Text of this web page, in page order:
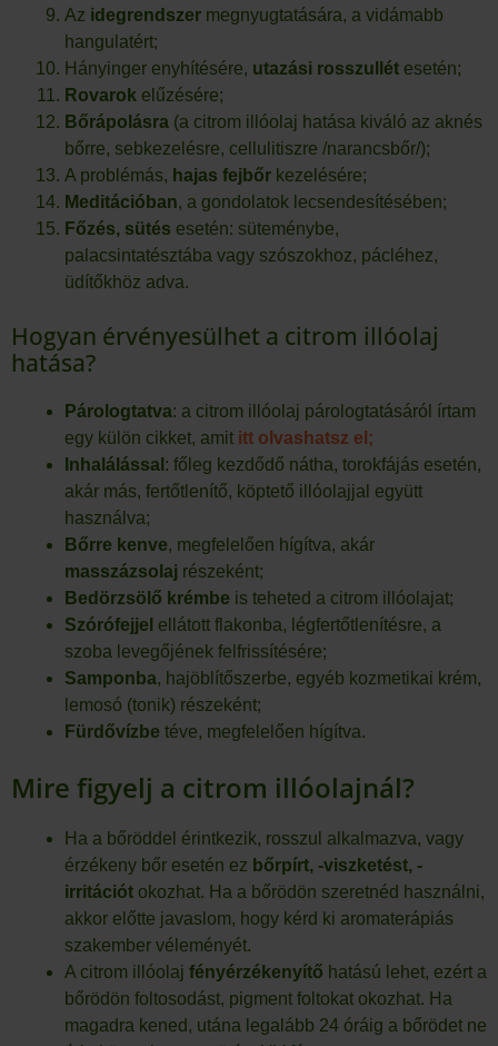
Az idegrendszer megnyugtatására, a vidámabb
hangulatért;
Hányinger enyhítésére, utazási rosszullét esetén;
Rovarok elűzésére;
Bőrápolásra (a citrom illóolaj hatása kiváló az aknés
bőrre, sebkezelésre, cellulitiszre /narancsbőr/);
A problémás, hajas fejbőr kezelésére;
Meditációban, a gondolatok lecsendesítésében;
Főzés, sütés esetén: süteménybe,
palacsintatésztába vagy szószokhoz, pácléhez,
üdítőkhöz adva.
Hogyan érvényesülhet a citrom illóolaj
hatása?
Párologtatva: a citrom illóolaj párologtatásáról írtam
egy külön cikket, amit itt olvashatsz el;
Inhalálással : főleg kezdődő nátha, torokfájás esetén,
akár más, fertőtlenítő, köptető illóolajjal együtt
használva;
Bőrre kenve, megfelelően hígítva, akár
masszázsolaj részeként;
Bedörzsölő krémbe is teheted a citrom illóolajat;
Szórófejjel ellátott flakonba, légfertőtlenítésre, a
szoba levegőjének felfrissítésére;
Samponba, hajöblítőszerbe, egyéb kozmetikai krém,
lemosó (tonik) részeként;
Fürdővízbe téve, megfelelően hígítva.
Mire figyelj a citrom illóolajnál?
Ha a bőröddel érintkezik, rosszul alkalmazva, vagy
érzékeny bőr esetén ez bőrpírt, -viszketést, -
irritációt okozhat. Ha a bőrödön szeretnéd használni,
akkor előtte javaslom, hogy kérd ki aromaterápiás
szakember véleményét.
A citrom illóolaj fényérzékenyítő hatású lehet, ezért a
bőrödön foltosodást, pigment foltokat okozhat. Ha
magadra kened, utána legalább 24 óráig a bőrödet ne